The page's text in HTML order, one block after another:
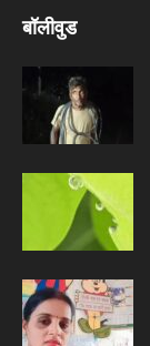
बॉलीवुड